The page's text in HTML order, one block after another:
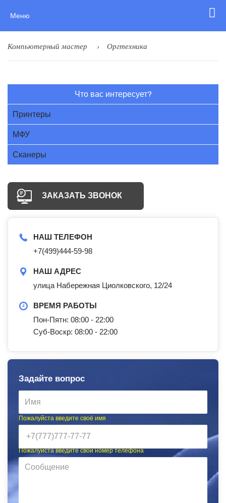
Меню
Компьютерный мастер Оргтехника
Что вас интересует?
Принтеры
МФУ
Сканеры
ЗАКАЗАТЬ ЗВОНОК
НАШ ТЕЛЕФОН
+7(499)444-59-98
НАШ АДРЕС
улица Набережная Циолковского, 12/24
ВРЕМЯ РАБОТЫ
Пон-Пятн: 08:00 - 22:00
Суб-Воскр: 08:00 - 22:00
Задайте вопрос
Пожалуйста введите своё имя
Пожалуйста введите свой номер телефона